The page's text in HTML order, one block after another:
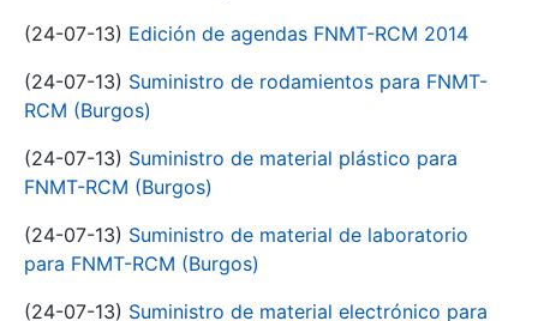
(24-07-13) Edición de agendas FNMT-RCM 2014
(24-07-13) Suministro de rodamientos para FNMT-
RCM (Burgos)
(24-07-13) Suministro de material plástico para
FNMT-RCM (Burgos)
(24-07-13) Suministro de material de laboratorio
para FNMT-RCM (Burgos)
(24-07-13) Suministro de material electrónico para